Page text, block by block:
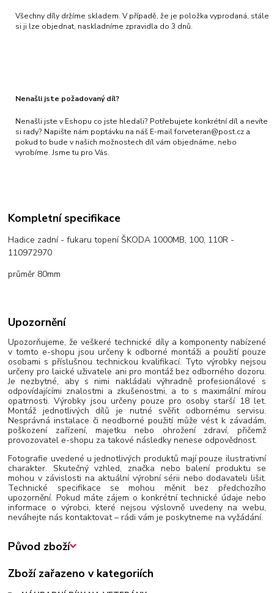
Všechny díly držíme skladem. V případě, že je položka vyprodaná, stále
si ji lze objednat, naskladníme zpravidla do 3 dnů.
Nenašli jste požadovaný díl?
Nenašli jste v Eshopu co jste hledali? Potřebujete konkrétní díl a nevíte
si rady? Napište nám poptávku na náš E-mail forveteran@post.cz a
pokud to bude v našich možnostech díl vám objednáme, nebo
vyrobíme. Jsme tu pro Vás.
Kompletní specifikace
Hadice zadní - fukaru topení ŠKODA 1000MB, 100, 110R -
110972970
průměr 80mm
Upozornění
Upozorňujeme, že veškeré technické díly a komponenty nabízené
v tomto e-shopu jsou určeny k odborné montáži a použití pouze
osobami s příslušnou technickou kvalifikací. Tyto výrobky nejsou
určeny pro laické uživatele ani pro montáž bez odborného dozoru.
Je nezbytné, aby s nimi nakládali výhradně profesionálové s
odpovídajícími znalostmi a zkušenostmi, a to s maximální mírou
opatrnosti. Výrobky jsou určeny pouze pro osoby starší 18 let.
Montáž jednotlivých dílů je nutné svěřit odbornému servisu.
Nesprávná instalace či neodborné použití může vést k závadám,
poškození zařízení, majetku nebo ohrožení zdraví, přičemž
provozovatel e-shopu za takové následky nenese odpovědnost.
Fotografie uvedené u jednotlivých produktů mají pouze ilustrativní
charakter. Skutečný vzhled, značka nebo balení produktu se
mohou v závislosti na aktuální výrobní sérii nebo dodavateli lišit.
Technické specifikace se mohou měnit bez předchozího
upozornění. Pokud máte zájem o konkrétní technické údaje nebo
informace o výrobci, které nejsou výslovně uvedeny na webu,
neváhejte nás kontaktovat – rádi vám je poskytneme na vyžádání.
Původ zboží
Zboží zařazeno v kategoriích